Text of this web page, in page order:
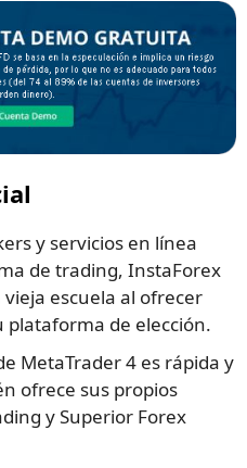
y servicios en línea
de trading, InstaForex
escuela al ofrecer
plataforma de elección.
MetaTrader 4 es rápida y
ofrece sus propios
y Superior Forex